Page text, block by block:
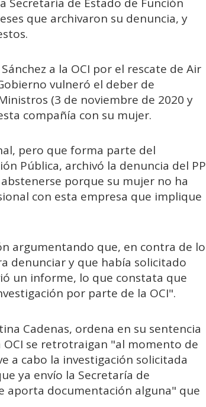
que archivaron su denuncia, y
a la OCI por el rescate de Air
vulneró el deber de
(3 de noviembre de 2020 y
compañía con su mujer.
pero que forma parte del
Pública, archivó la denuncia del PP
porque su mujer no ha
con esta empresa que implique
argumentando que, en contra de lo
denunciar y que había solicitado
un informe, lo que constata que
por parte de la OCI".
Cadenas, ordena en su sentencia
OCI se retrotraigan "al momento de
a cabo la investigación solicitada
ya envío la Secretaría de
aporta documentación alguna" que